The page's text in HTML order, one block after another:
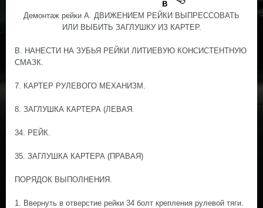
Демонтаж рейки А. ДВИЖЕНИЕМ РЕЙКИ ВЫПРЕССОВАТЬ
ИЛИ ВЫБИТЬ ЗАГЛУШКУ ИЗ КАРТЕР.
В. НАНЕСТИ НА ЗУБЬЯ РЕЙКИ ЛИТИЕВУЮ КОНСИСТЕНТНУЮ
СМАЗК.
7. КАРТЕР РУЛЕВОГО МЕХАНИЗМ.
8. ЗАГЛУШКА КАРТЕРА (ЛЕВАЯ.
34. РЕЙК.
35. ЗАГЛУШКА КАРТЕРА (ПРАВАЯ)
ПОРЯДОК ВЫПОЛНЕНИЯ.
1. Ввернуть в отверстие рейки 34 болт крепления рулевой тяги.